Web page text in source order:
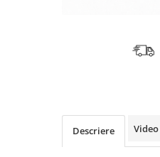
Descriere Video